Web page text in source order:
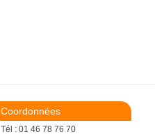
Coordonnées
Tél : 01 46 78 76 70